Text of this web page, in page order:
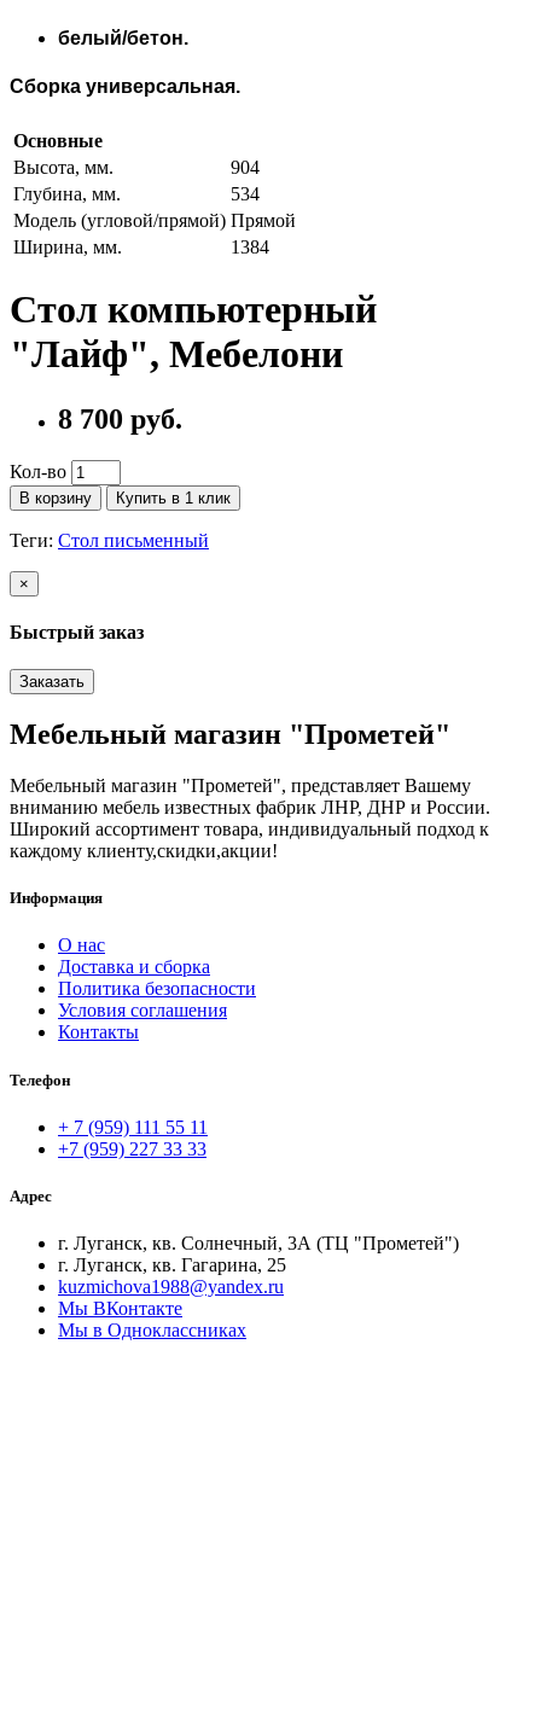
белый/бетон.
Сборка универсальная.
Основные
Высота, мм.
904
Глубина, мм.
534
Модель (угловой/прямой) Прямой
Ширина, мм.
1384
Стол компьютерный
"Лайф", Мебелони
8 700 руб.
Кол-во
В корзину Купить в 1 клик
Теги: Стол письменный
×
Быстрый заказ
Заказать
Мебельный магазин "Прометей"
Мебельный магазин "Прометей", представляет Вашему
вниманию мебель известных фабрик ЛНР, ДНР и России.
Широкий ассортимент товара, индивидуальный подход к
каждому клиенту,скидки,акции!
Информация
О нас
Доставка и сборка
Политика безопасности
Условия соглашения
Контакты
Телефон
+ 7 (959) 111 55 11
+7 (959) 227 33 33
Адрес
г. Луганск, кв. Солнечный, 3А (ТЦ "Прометей")
г. Луганск, кв. Гагарина, 25
kuzmichova1988@yandex.ru
Мы ВКонтакте
Мы в Одноклассниках